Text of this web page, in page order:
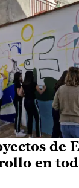
de
en